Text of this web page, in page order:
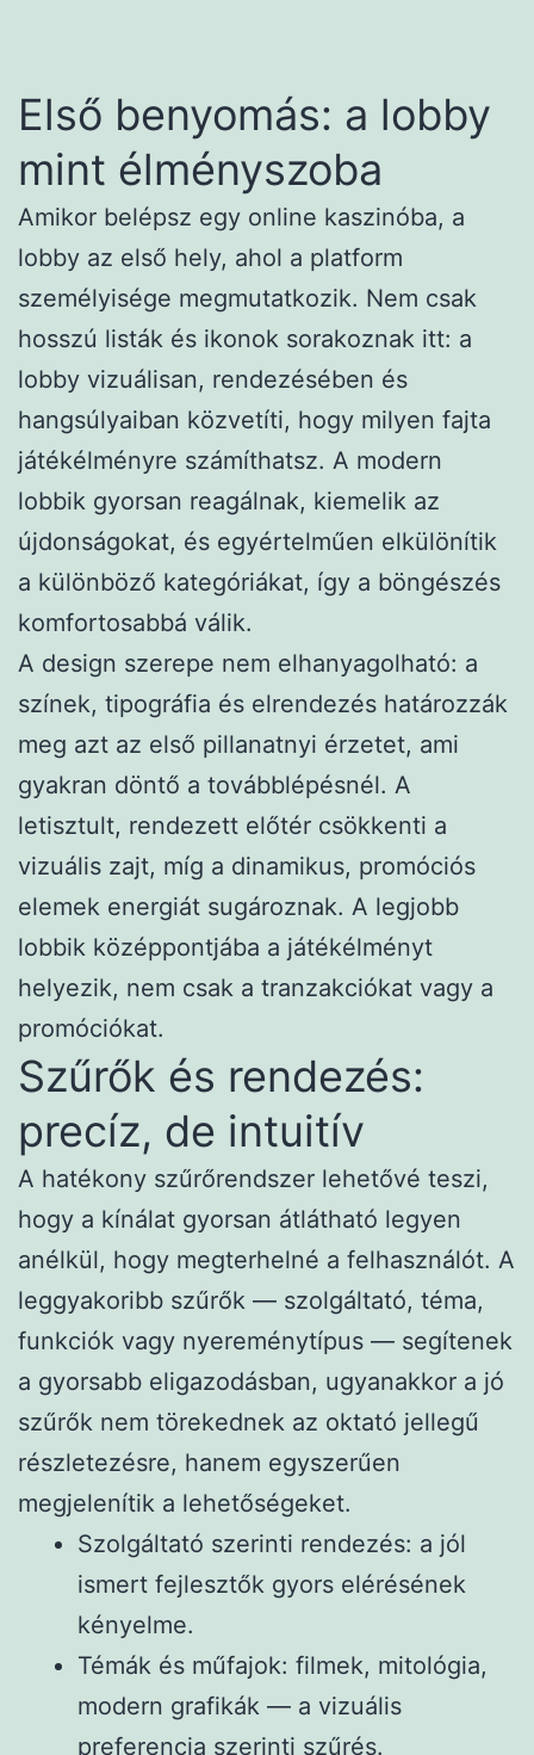
Első benyomás: a lobby
mint élményszoba
Amikor belépsz egy online kaszinóba, a
lobby az első hely, ahol a platform
személyisége megmutatkozik. Nem csak
hosszú listák és ikonok sorakoznak itt: a
lobby vizuálisan, rendezésében és
hangsúlyaiban közvetíti, hogy milyen fajta
játékélményre számíthatsz. A modern
lobbik gyorsan reagálnak, kiemelik az
újdonságokat, és egyértelműen elkülönítik
a különböző kategóriákat, így a böngészés
komfortosabbá válik.
A design szerepe nem elhanyagolható: a
színek, tipográfia és elrendezés határozzák
meg azt az első pillanatnyi érzetet, ami
gyakran döntő a továbblépésnél. A
letisztult, rendezett előtér csökkenti a
vizuális zajt, míg a dinamikus, promóciós
elemek energiát sugároznak. A legjobb
lobbik középpontjába a játékélményt
helyezik, nem csak a tranzakciókat vagy a
promóciókat.
Szűrők és rendezés:
precíz, de intuitív
A hatékony szűrőrendszer lehetővé teszi,
hogy a kínálat gyorsan átlátható legyen
anélkül, hogy megterhelné a felhasználót. A
leggyakoribb szűrők — szolgáltató, téma,
funkciók vagy nyereménytípus — segítenek
a gyorsabb eligazodásban, ugyanakkor a jó
szűrők nem törekednek az oktató jellegű
részletezésre, hanem egyszerűen
megjelenítik a lehetőségeket.
Szolgáltató szerinti rendezés: a jól
ismert fejlesztők gyors elérésének
kényelme.
Témák és műfajok: filmek, mitológia,
modern grafikák — a vizuális
preferencia szerinti szűrés.